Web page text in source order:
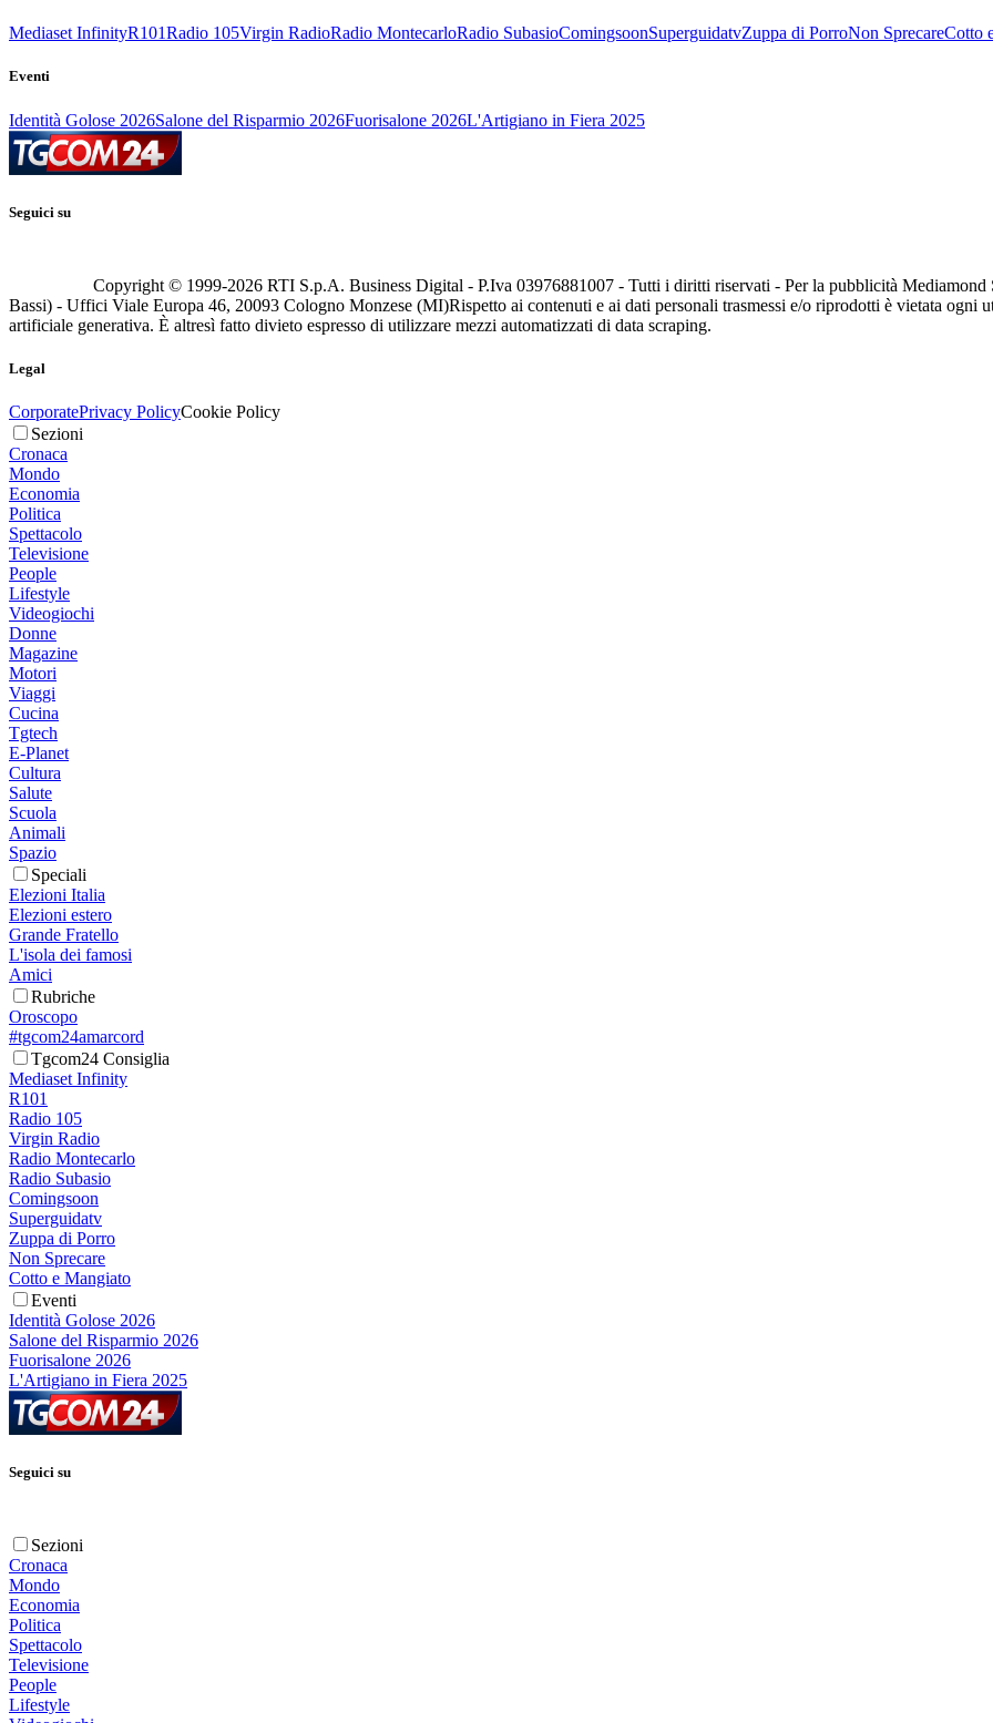
Mediaset InfinityR101Radio 105Virgin RadioRadio MontecarloRadio SubasioComingsoonSuperguidatvZuppa di PorroNon SprecareCotto
Eventi
Identità Golose 2026Salone del Risparmio 2026Fuorisalone 2026L'Artigiano in Fiera 2025
Seguici su
Copyright © 1999-2026 RTI S.p.A. Business Digital - P.Iva 03976881007 - Tutti i diritti riservati - Per la pubblicità
Bassi) - Uffici Viale Europa 46, 20093 Cologno Monzese (MI)Rispetto ai contenuti e ai dati personali trasmessi e/o riprodotti è vietata ogni
artificiale generativa. È altresì fatto divieto espresso di utilizzare mezzi automatizzati di data scraping.
Legal
CorporatePrivacy PolicyCookie Policy
Sezioni
Cronaca
Mondo
Economia
Politica
Spettacolo
Televisione
People
Lifestyle
Videogiochi
Donne
Magazine
Motori
Viaggi
Cucina
Tgtech
E-Planet
Cultura
Salute
Scuola
Animali
Spazio
Speciali
Elezioni Italia
Elezioni estero
Grande Fratello
L'isola dei famosi
Amici
Rubriche
Oroscopo
#tgcom24amarcord
Tgcom24 Consiglia
Mediaset Infinity
R101
Radio 105
Virgin Radio
Radio Montecarlo
Radio Subasio
Comingsoon
Superguidatv
Zuppa di Porro
Non Sprecare
Cotto e Mangiato
Eventi
Identità Golose 2026
Salone del Risparmio 2026
Fuorisalone 2026
L'Artigiano in Fiera 2025
Seguici su
Sezioni
Cronaca
Mondo
Economia
Politica
Spettacolo
Televisione
People
Lifestyle